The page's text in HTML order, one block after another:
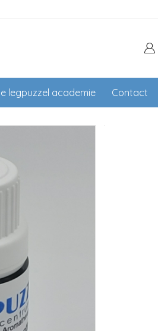
legpuzzel academie Contact